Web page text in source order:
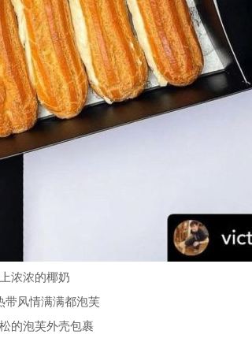
浓浓的椰奶
带风情满满都泡芙
的泡芙外壳包裹